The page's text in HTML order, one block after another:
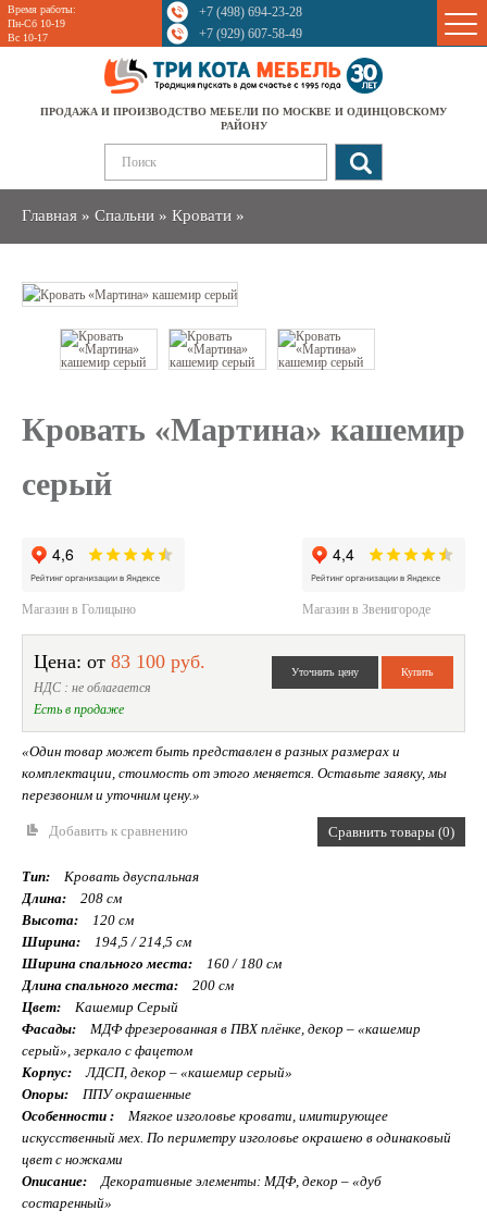
Время работы:
Пн-Сб 10-19
Вс 10-17
+7 (498) 694-23-28
+7 (929) 607-58-49
ПРОДАЖА И ПРОИЗВОДСТВО МЕБЕЛИ ПО МОСКВЕ И ОДИНЦОВСКОМУ
РАЙОНУ
Главная » Спальни » Кровати »
Sale
Кровать «Мартина» кашемир
серый
Магазин в Голицыно Магазин в Звенигороде
Цена: от 83 100 руб.
НДС : не облагается
Есть в продаже
«Один товар может быть представлен в разных размерах и
комплектации, стоимость от этого меняется. Оставьте заявку, мы
перезвоним и уточним цену.»
Добавить к сравнению Сравнить товары (0)
Тип:
Кровать двуспальная
Длина:
208 см
Высота:
120 см
Ширина:
194,5 / 214,5 см
Ширина спального места:
160 / 180 см
Длина спального места:
200 см
Цвет:
Кашемир Серый
Фасады:
МДФ фрезерованная в ПВХ плёнке, декор – «кашемир
серый», зеркало с фацетом
Корпус:
ЛДСП, декор – «кашемир серый»
Опоры:
ППУ окрашенные
Особенности :
Мягкое изголовье кровати, имитирующее
искусственный мех. По периметру изголовье окрашено в одинаковый
цвет с ножками
Описание:
Декоративные элементы: МДФ, декор – «дуб
состаренный»